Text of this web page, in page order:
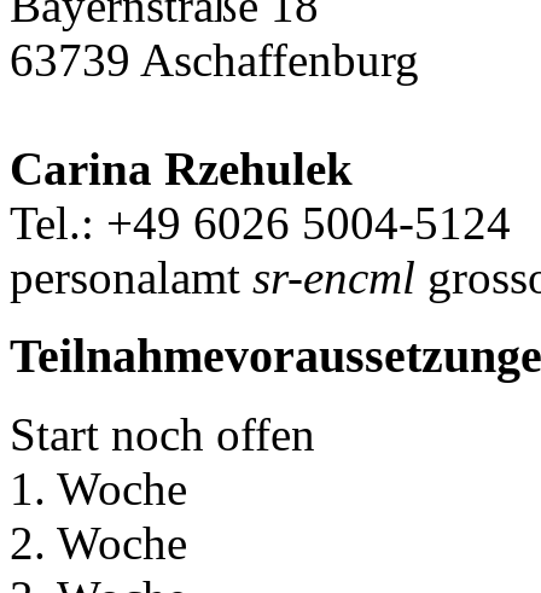
63739 Aschaffenburg
Carina Rzehulek
Tel.: +49 6026 5004-5124
personalamt sr-encml
Start noch offen
1. Woche
2. Woche